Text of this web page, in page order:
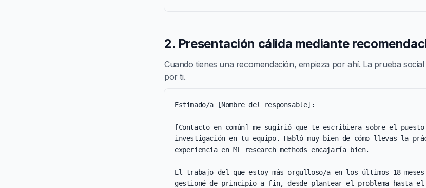
2. Presentación cálida mediante
Cuando tienes una recomendación, empieza por ahí. La prueba
por ti.
Estimado/a [Nombre del responsable]:
[Contacto en común] me sugirió que te escribiera sobre el
investigación en tu equipo. Habló muy bien de cómo llevas la
experiencia en ML research methods encajaría bien.
El trabajo del que estoy más orgulloso/a en los últimos 18
gestioné de principio a fin, desde plantear el problema hasta el